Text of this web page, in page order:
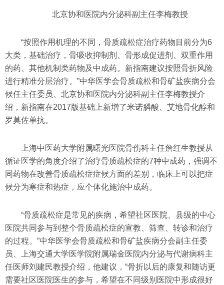
北京协和医院内分泌科副主任李梅教授
“按照作用机理的不同，骨质疏松症治疗药物目前分为6
大类，基础治疗，骨吸收抑制剂、骨形成促进剂、双重作用
的药、其他机制类药物及中成药。新指南建议按照骨折风险
进行精准分层治疗。”中华医学会骨质疏松和骨矿盐疾病分会
候任主任委员、北京协和医院内分泌科副主任李梅教授介
绍，新指南在2017版基础上新增了米诺膦酸、艾地骨化醇和
罗莫佐单抗。
上海中医药大学附属曙光医院骨伤科主任詹红生教授从
循证医学的角度介绍了治疗骨质疏松症的7种中成药，强调不
同药物在改善骨质疏松症症候方面的差别，临床上可以把症
候分为寒症和热症，应个体化施治中成药。
“骨质疏松症是常见的疾病，希望社区医院、县级的中心
医院共同参与到整个骨质疏松症的宣教、筛查、转诊和治疗
的过程。”中华医学会骨质疏松和骨矿盐疾病分会副主任委
员、上海交通大学医学院附属瑞金医院内分泌与代谢病科主
任医师刘建民教授介绍，他建议，“骨折以后的康复和随访更
需要社区医院医生的参与，希望在不同级别医院中形成很好